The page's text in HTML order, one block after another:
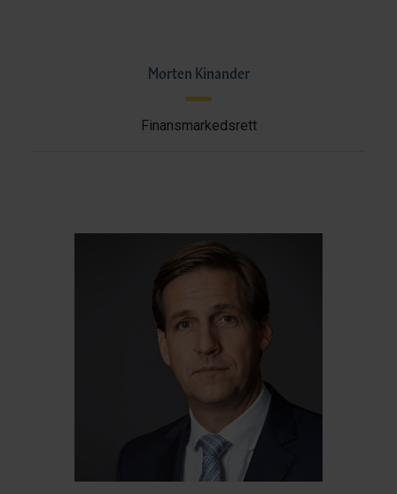
Morten Kinander
Finansmarkedsrett